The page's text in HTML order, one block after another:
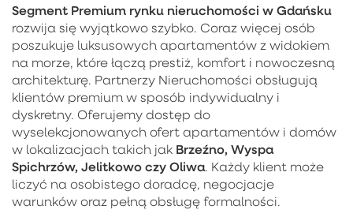
Segment Premium rynku nieruchomości w Gdańsku
rozwija się wyjątkowo szybko. Coraz więcej osób
poszukuje luksusowych apartamentów z widokiem
na morze, które łączą prestiż, komfort i nowoczesną
architekturę. Partnerzy Nieruchomości obsługują
klientów premium w sposób indywidualny i
dyskretny. Oferujemy dostęp do
wyselekcjonowanych ofert apartamentów i domów
w lokalizacjach takich jak Brzeźno, Wyspa
Spichrzów, Jelitkowo czy Oliwa. Każdy klient może
liczyć na osobistego doradcę, negocjacje
warunków oraz pełną obsługę formalności.